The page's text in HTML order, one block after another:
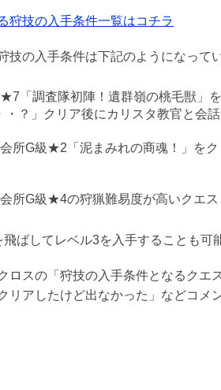
狩技の入手条件一覧はコチラ
技の入手条件は下記のようになって
「調査隊初陣！遺群嶺の桃毛獣」
・？」クリア後にカリスタ教官と会話
所G級★2「泥まみれの商魂！」を
所G級★4の狩猟難易度が高いクエ
ばしてレベル3を入手することも可
ロスの「狩技の入手条件となるクエ
リアしたけど出なかった」などコ